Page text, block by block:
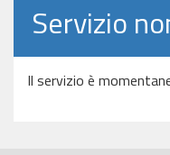
Servizio
Il servizio è